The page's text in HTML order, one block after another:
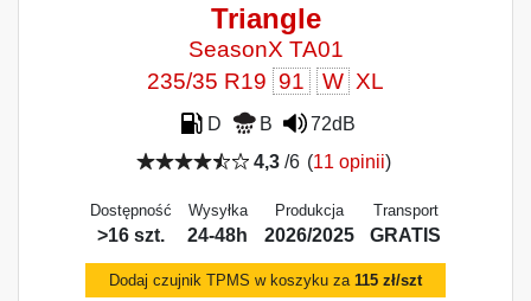
Triangle
SeasonX TA01
235/35 R19 91 W XL
D B
72dB
4,3/6 (11 opinii)
Dostępność
>16 szt.
Wysyłka
24-48h
Produkcja
2026/2025
Transport
GRATIS
Dodaj czujnik TPMS w koszyku za 115 zł/szt